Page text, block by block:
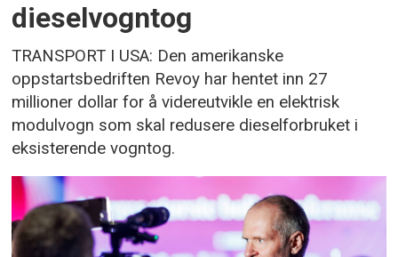
dieselvogntog
TRANSPORT I USA: Den amerikanske
oppstartsbedriften Revoy har hentet inn 27
millioner dollar for å videreutvikle en elektrisk
modulvogn som skal redusere dieselforbruket i
eksisterende vogntog.